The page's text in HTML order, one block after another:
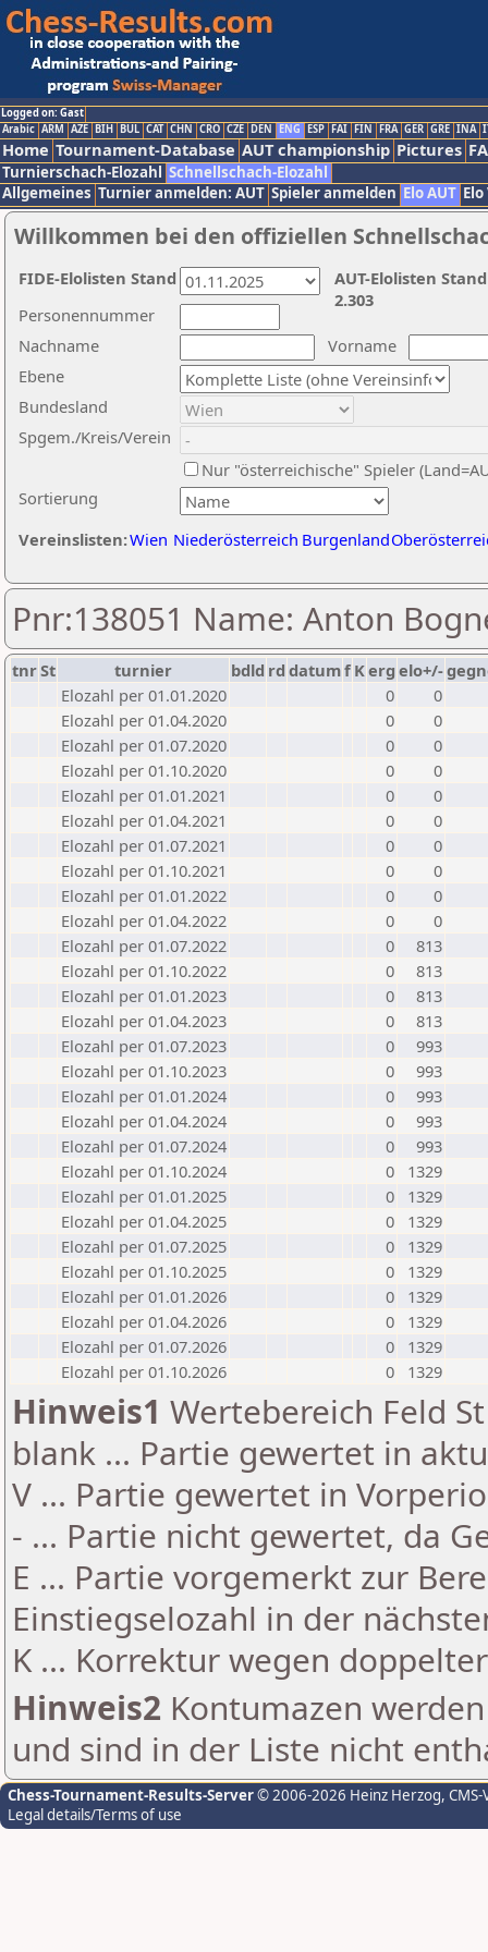
Logged on: Gast
Arabic ARM AZE BIH BUL CAT CHN CRO CZE DEN ENG ESP FAI FIN FRA GER GRE INA
Home Tournament-Database AUT championship Pictures
Turnierschach-Elozahl Schnellschach-Elozahl
Allgemeines Turnier anmelden: AUT Spieler anmelden Elo AUT
Willkommen bei den offiziellen
Nachname
Vorname
Ebene
Sortierung
Personennummer
Bundesland
Spgem./Kreis/Verein
Nur "österreichische" Spieler
Vereinslisten:Wien Niederösterreich Burgenland
AUT-Elolisten
2.303
FIDE-Elolisten Stand
Pnr:138051 Name: Anton
tnrSt turnier bdld rd datumf Kerg elo+/-
Elozahl per 01.01.2020
0
0
Elozahl per 01.04.2020
0
0
Elozahl per 01.07.2020
0
0
Elozahl per 01.10.2020
0
0
Elozahl per 01.01.2021
0
0
Elozahl per 01.04.2021
0
0
Elozahl per 01.07.2021
0
0
Elozahl per 01.10.2021
0
0
Elozahl per 01.01.2022
0
0
Elozahl per 01.04.2022
0
0
Elozahl per 01.07.2022
0
813
Elozahl per 01.10.2022
0
813
Elozahl per 01.01.2023
0
813
Elozahl per 01.04.2023
0
813
Elozahl per 01.07.2023
0
993
Elozahl per 01.10.2023
0
993
Elozahl per 01.01.2024
0
993
Elozahl per 01.04.2024
0
993
Elozahl per 01.07.2024
0
993
Elozahl per 01.10.2024
0
1329
Elozahl per 01.01.2025
0
1329
Elozahl per 01.04.2025
0
1329
Elozahl per 01.07.2025
0
1329
Elozahl per 01.10.2025
0
1329
Elozahl per 01.01.2026
0
1329
Elozahl per 01.04.2026
0
1329
Elozahl per 01.07.2026
0
1329
Elozahl per 01.10.2026
0 1329
Hinweis1 Wertebereich Feld
blank ... Partie gewertet in
V ... Partie gewertet in
- ... Partie nicht gewertet, da
E ... Partie vorgemerkt zur
Einstiegselozahl in der
K ... Korrektur wegen
Hinweis2 Kontumazen
und sind in der Liste nicht
Chess-Tournament-Results-Server© 2006-2026 Heinz Herzog,
Legal details/Terms of use